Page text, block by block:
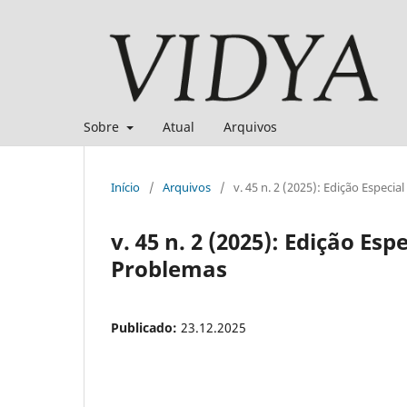
Sobre Atual Arquivos
Início / Arquivos / v. 45 n. 2 (2025): Edição
v. 45 n. 2 (2025): Edição
Problemas
Publicado: 23.12.2025